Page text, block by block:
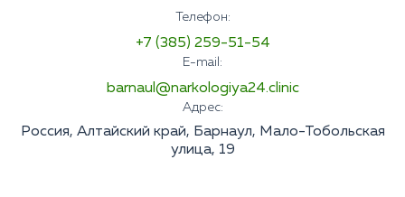
Телефон:
+7 (385) 259-51-54
E-mail:
barnaul@narkologiya24.clinic
Адрес:
Россия, Алтайский край, Барнаул, Мало-Тобольская
улица, 19